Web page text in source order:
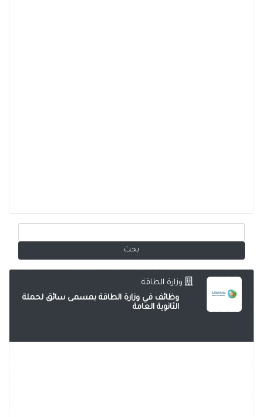
وزارة الطاقة
وظائف في وزارة الطاقة بمسمى سائق لحملة
الثانوية العامة